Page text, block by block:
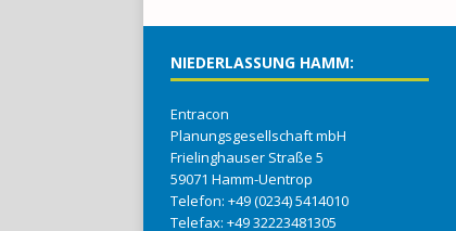
NIEDERLASSUNG HAMM:
Entracon
Planungsgesellschaft mbH
Frielinghauser Straße 5
59071 Hamm-Uentrop
Telefon: +49 (0234) 5414010
Telefax: +49 32223481305